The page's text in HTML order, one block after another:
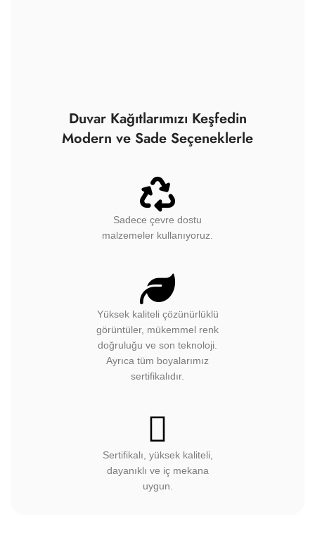
Duvar Kağıtlarımızı Keşfedin
Modern ve Sade Seçeneklerle
Sadece çevre dostu
malzemeler kullanıyoruz.
Yüksek kaliteli çözünürlüklü
görüntüler, mükemmel renk
doğruluğu ve son teknoloji.
Ayrıca tüm boyalarımız
sertifikalıdır.
Sertifikalı, yüksek kaliteli,
dayanıklı ve iç mekana
uygun.